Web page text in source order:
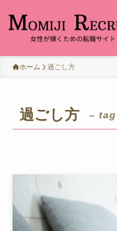
ホーム 過ごし方
過ごし方 –